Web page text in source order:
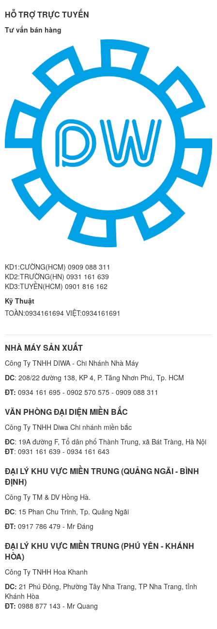
HỖ TRỢ TRỰC TUYẾN
Tư vấn bán hàng
KD1:CƯỜNG(HCM) 0909 088 311
KD2:TRƯỜNG(HN) 0931 161 639
KD3:TUYỀN(HCM) 0901 816 162
Kỹ Thuật
TOÀN:0934161694 VIỆT:0934161691
NHÀ MÁY SẢN XUẤT
Công Ty TNHH DIWA - Chi Nhánh Nhà Máy
DC: 208/22 đường 138, KP 4, P. Tăng Nhơn Phú, Tp. HCM
ĐT: 0934 161 695 - 0902 570 575 - 0909 088 311
VĂN PHÒNG ĐẠI DIỆN MIỀN BẮC
Công Ty TNHH Diwa Chi nhánh miền bắc
ĐC: 19A đường F, Tổ dân phố Thành Trung, xã Bát Tràng, Hà Nội
ĐT: 0931 161 639 - 0934 161 643
ĐẠI LÝ KHU VỰC MIỀN TRUNG (QUẢNG NGÃI - BÌNH
ĐỊNH)
Công Ty TM & DV Hồng Hà.
ĐC: 15 Phan Chu Trinh, Tp. Quảng Ngãi
ĐT: 0917 786 479 - Mr Đáng
ĐẠI LÝ KHU VỰC MIỀN TRUNG (PHÚ YÊN - KHÁNH
HÒA)
Công Ty TNHH Hoa Khanh
DC: 21 Phú Đông, Phường Tây Nha Trang, TP Nha Trang, tỉnh
Khánh Hòa
ĐT: 0988 877 143 - Mr Quang